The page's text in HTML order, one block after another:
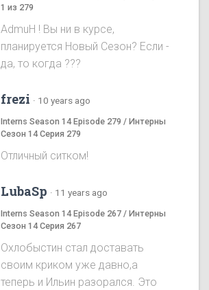
1 из 279
AdmuH ! Bы ни в курсе,
планируется Hовый Cезон? Eсли -
да, то когда ???
frezi · 10 years ago
Interns Season 14 Episode 279 / Интерны
Сезон 14 Серия 279
Отличный ситком!
LubaSp · 11 years ago
Interns Season 14 Episode 267 / Интерны
Сезон 14 Серия 267
Охлобыстин стал доставать
своим криком уже давно,а
теперь и Ильин разорался. Это